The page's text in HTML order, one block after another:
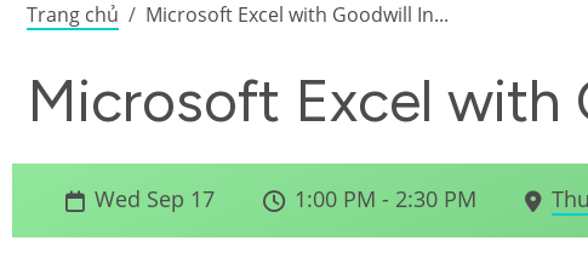
Breadcrumb
Trang chủ Microsoft Excel with Goodwill In...
Microsoft Excel with
Wed Sep 17 1:00 PM - 2:30 PM